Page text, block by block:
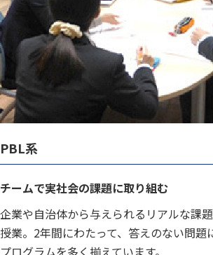
PBL系
チームで実社会の課題に取り組む
企業や自治体から与えられるリアルな課
授業。2年間にわたって、答えのない問題